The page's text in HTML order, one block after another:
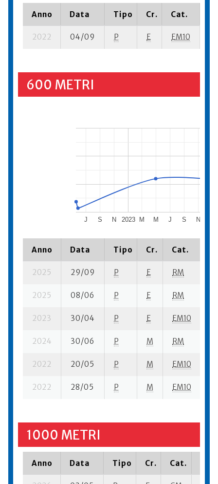
Anno Data Tipo Cr. Cat.
2022 04/09 P E EM10
600 METRI
2023
J S N M M J S N
Anno Data Tipo Cr. Cat.
2025 29/09 P E RM
2025 08/06 P E RM
2023 30/04 P E EM10
2024 30/06 P M RM
2022 20/05 P M EM10
2022 28/05 P M EM10
1000 METRI
Anno Data Tipo Cr. Cat.